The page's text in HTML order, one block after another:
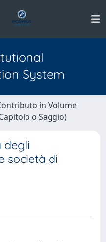
System
in Volume
o Saggio)
degli
società di